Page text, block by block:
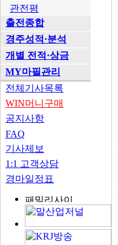
관전평
출전종합
경주성적·분석
개별 전적·상금
MY마필관리
전체기사목록
WIN머니구매
공지사항
FAQ
기사제보
1:1 고객상담
경마일정표